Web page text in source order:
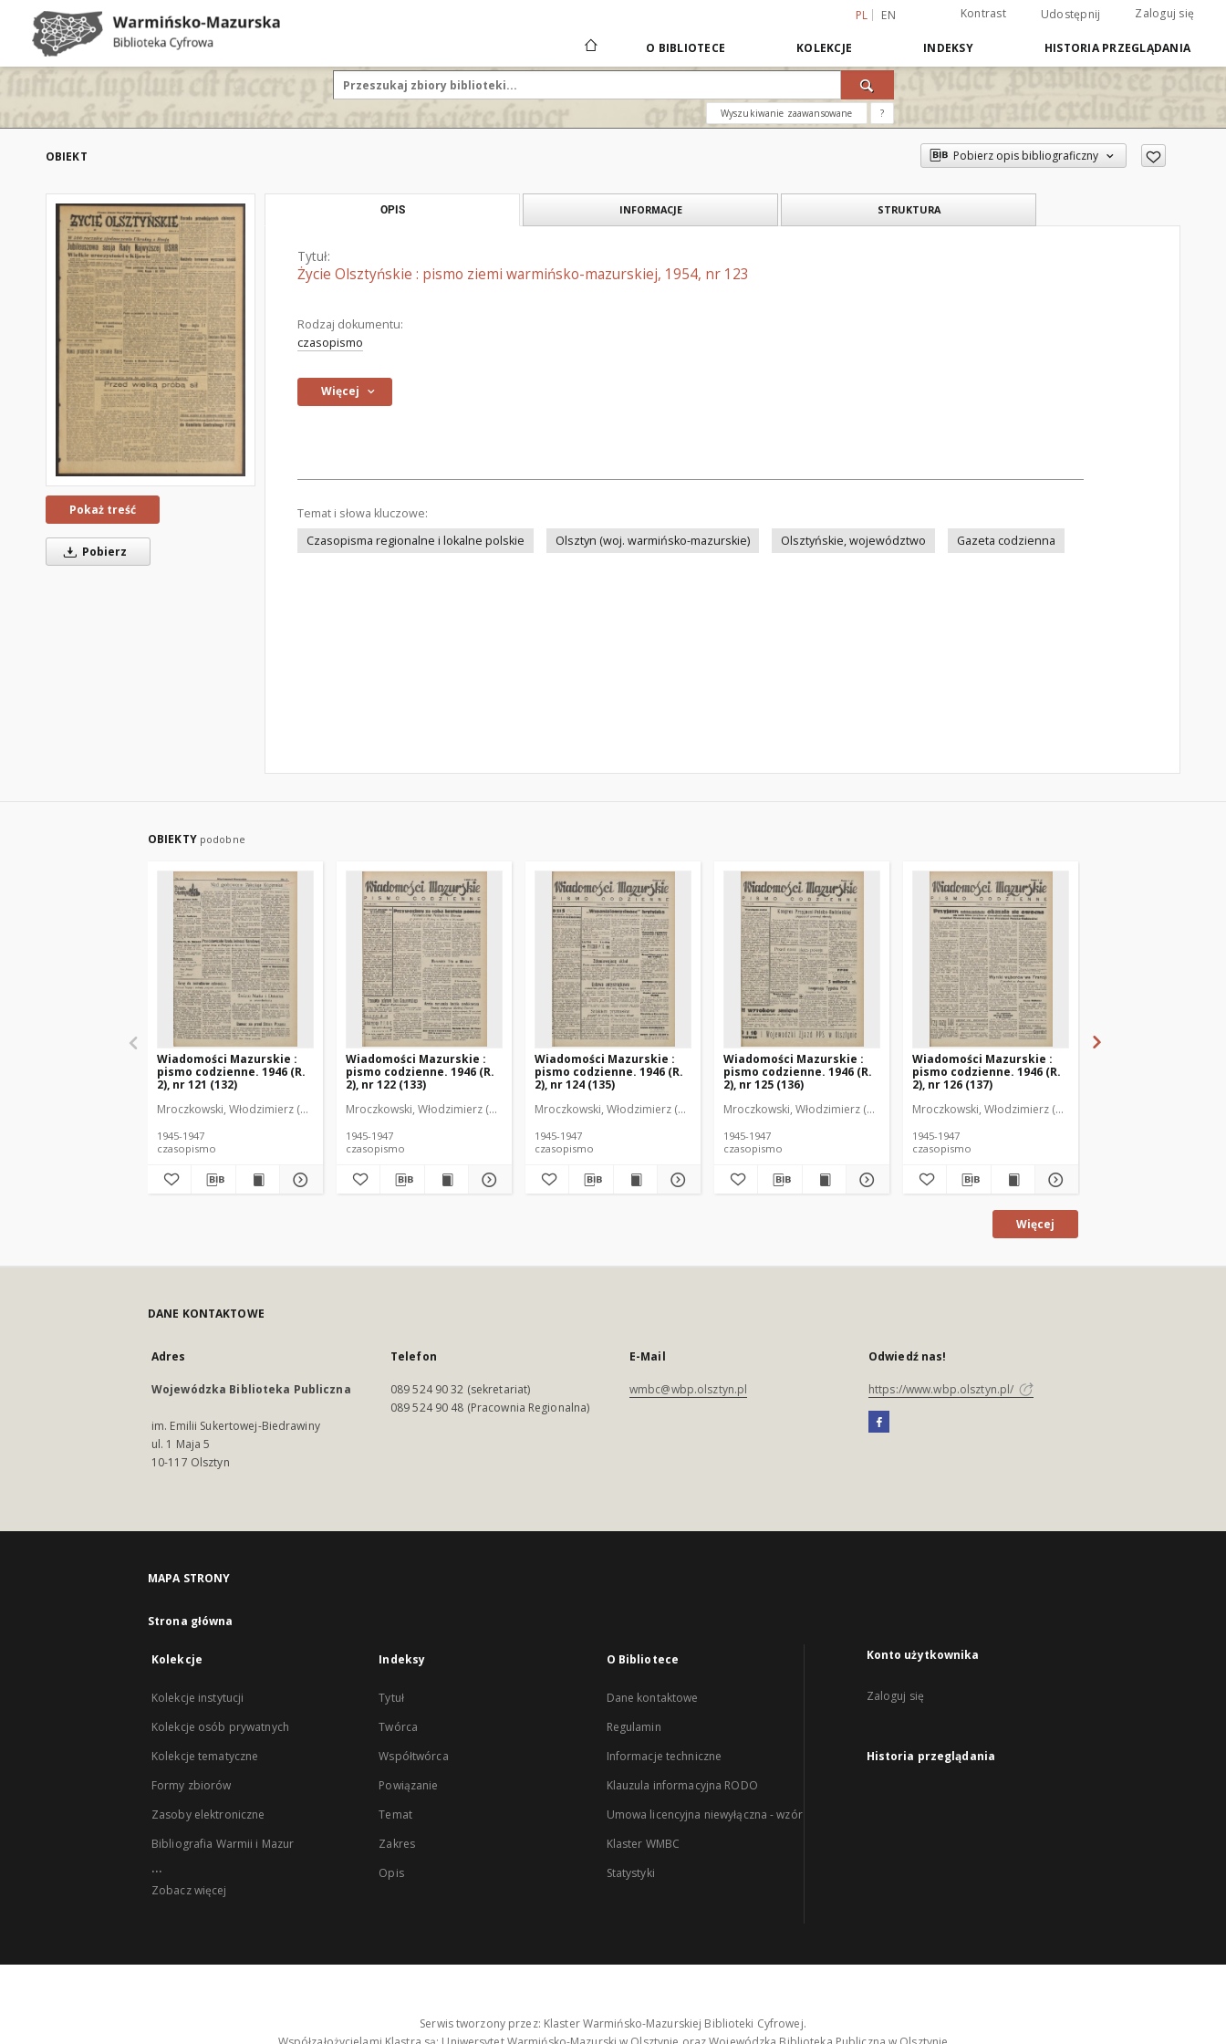
PL EN Kontrast Udostępnij Zaloguj się
O BIBLIOTECE KOLEKCJE INDEKSY HISTORIA PRZEGLĄDANIA
Wyszukiwanie zaawansowane ?
OBIEKT Pobierz opis bibliograficzny
Pokaż treść
Pobierz
OPIS INFORMACJE STRUKTURA
Tytuł:
Życie Olsztyńskie : pismo ziemi warmińsko-mazurskiej, 1954, nr 123
Rodzaj dokumentu:
czasopismo
Więcej
Temat i słowa kluczowe:
Czasopisma regionalne i lokalne polskie
Olsztyn (woj. warmińsko-mazurskie) Olsztyńskie, województwo Gazeta codzienna
OBIEKTY podobne
Wiadomości Mazurskie :
pismo codzienne. 1946 (R.
2), nr 121 (132)
Mroczkowski, Włodzimierz (1902-1971). Redaktor
1945-1947
czasopismo
Wiadomości Mazurskie :
pismo codzienne. 1946 (R.
2), nr 122 (133)
Mroczkowski, Włodzimierz (1902-1971). Redaktor
1945-1947
czasopismo
Wiadomości Mazurskie :
pismo codzienne. 1946 (R.
2), nr 124 (135)
Mroczkowski, Włodzimierz (1902-1971). Redaktor
1945-1947
czasopismo
Wiadomości Mazurskie :
pismo codzienne. 1946 (R.
2), nr 125 (136)
Mroczkowski, Włodzimierz (1902-1971). Redaktor
1945-1947
czasopismo
Wiadomości Mazurskie :
pismo codzienne. 1946 (R.
2), nr 126 (137)
Mroczkowski, Włodzimierz (1902-1971). Redaktor
1945-1947
czasopismo
Więcej
DANE KONTAKTOWE
Adres
Wojewódzka Biblioteka Publiczna
im. Emilii Sukertowej-Biedrawiny
ul. 1 Maja 5
10-117 Olsztyn
Telefon
089 524 90 32 (sekretariat)
089 524 90 48 (Pracownia Regionalna)
E-Mail
wmbc@wbp.olsztyn.pl
Odwiedź nas!
https://www.wbp.olsztyn.pl/
MAPA STRONY
Strona główna
Kolekcje
Kolekcje instytucji
Kolekcje osób prywatnych
Kolekcje tematyczne
Formy zbiorów
Zasoby elektroniczne
Bibliografia Warmii i Mazur
...
Zobacz więcej
Indeksy
Tytuł
Twórca
Współtwórca
Powiązanie
Temat
Zakres
Opis
O Bibliotece
Dane kontaktowe
Regulamin
Informacje techniczne
Klauzula informacyjna RODO
Umowa licencyjna niewyłączna - wzór
Klaster WMBC
Statystyki
Konto użytkownika
Zaloguj się
Historia przeglądania
Serwis tworzony przez: Klaster Warmińsko-Mazurskiej Biblioteki Cyfrowej.